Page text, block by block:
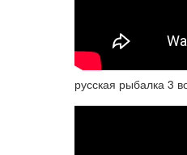
русская рыбалка 3